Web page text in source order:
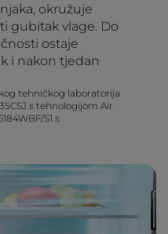
okružuje
gubitak vlage. Do
ostaje
i nakon tjedan
tehničkog laboratorija
s tehnologijom Air
S1 s